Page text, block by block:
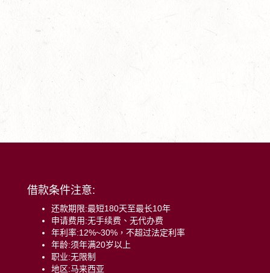
借款条件注意:
还款期限:最短180天至最长10年
申请费用:无手续费、无代办费
年利率:12%~30%，不超过法定利率
年龄:须年满20岁以上
职业:无限制
地区:马来西亚